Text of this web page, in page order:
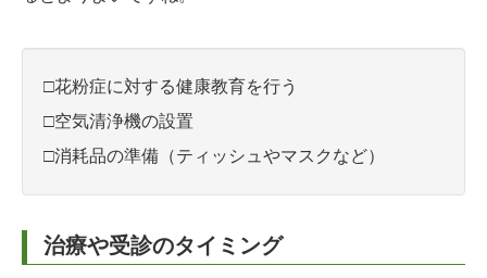
□花粉症に対する健康教育を行う
□空気清浄機の設置
□消耗品の準備（ティッシュやマスクなど）
治療や受診のタイミング